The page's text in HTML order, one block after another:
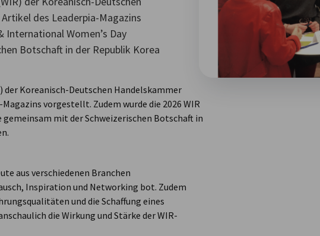
des Leaderpia-Magazins
Women’s Day
Botschaft in der Republik Korea
Koreanisch-Deutschen Handelskammer
vorgestellt. Zudem wurde die 2026 WIR
mit der Schweizerischen Botschaft in
aus verschiedenen Branchen
Inspiration und Networking bot. Zudem
und die Schaffung eines
die Wirkung und Stärke der WIR-